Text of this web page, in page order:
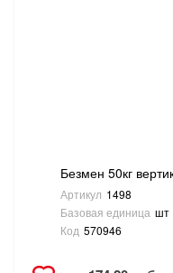
Безмен 50кг
Артикул 1498
Базовая единица шт
Код 570946